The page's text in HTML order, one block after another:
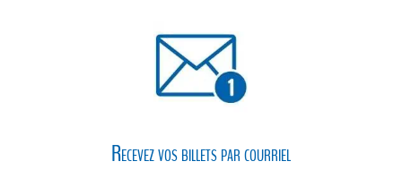
Recevez vos billets par courriel